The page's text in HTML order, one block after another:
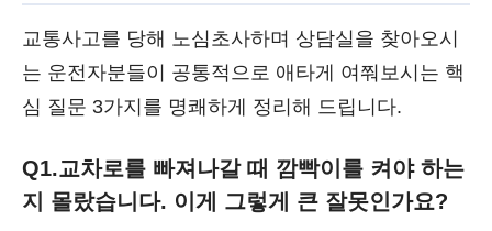
교통사고를 당해 노심초사하며 상담실을 찾아오시
는 운전자분들이 공통적으로 애타게 여쭤보시는 핵
심 질문 3가지를 명쾌하게 정리해 드립니다.
Q1.교차로를 빠져나갈 때 깜빡이를 켜야 하는
지 몰랐습니다. 이게 그렇게 큰 잘못인가요?